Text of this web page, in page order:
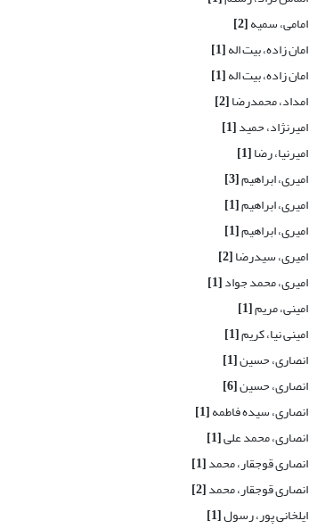
امامی، سمیه[2]
امان زاده، بیت اله[1]
امان زاده، بیت اله[1]
امداد، محمدرضا[2]
امیرنژاد، حمید[1]
امیرنیا، رضا[1]
امیری، ابراهیم[3]
امیری، ابراهیم[1]
امیری، ابراهیم[1]
امیری، سیدرضا[2]
امیری، محمد جواد[1]
امینی، مریم[1]
امینی نیا، کریم[1]
انصاری، حسین[1]
انصاری، حسین[6]
انصاری، سیده فاطمه[1]
انصاری، محمد علی[1]
انصاری قوجقار، محمد[1]
انصاری قوجقار، محمد[2]
ایلخانی پور، رسول[1]